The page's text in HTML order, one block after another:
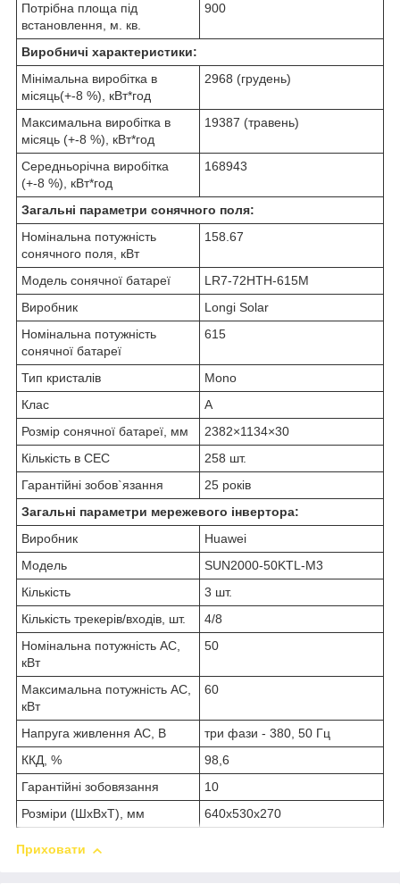
Потрібна площа під
встановлення, м. кв.
900
Виробничі характеристики:
Мінімальна виробітка в
місяць(+-8 %), кВт*год
2968 (грудень)
Максимальна виробітка в
місяць (+-8 %), кВт*год
19387 (травень)
Середньорічна виробітка
(+-8 %), кВт*год
168943
Загальні параметри сонячного поля:
Номінальна потужність
сонячного поля, кВт
158.67
Модель сонячної батареї
LR7-72HTH-615M
Виробник
Longi Solar
Номінальна потужність
сонячної батареї
615
Тип кристалів
Mono
Клас
A
Розмір сонячної батареї, мм
2382×1134×30
Кількість в СЕС
258 шт.
Гарантійні зобов`язання
25 років
Загальні параметри мережевого інвертора:
Виробник
Huawei
Модель
SUN2000-50KTL-M3
Кількість
3 шт.
Кількість трекерів/входів, шт.
4/8
Номінальна потужність АС,
кВт
50
Максимальна потужність АС,
кВт
60
Напруга живлення АС, В
три фази - 380, 50 Гц
ККД, %
98,6
Гарантійні зобовязання
10
Розміри (ШхВхТ), мм
640x530x270
Приховати